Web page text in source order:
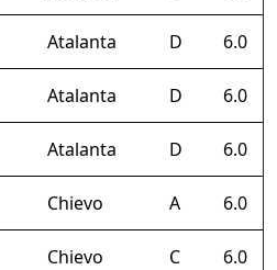
Atalanta D 6.0
Atalanta D 6.0
Atalanta D 6.0
Chievo A 6.0
Chievo C 6.0